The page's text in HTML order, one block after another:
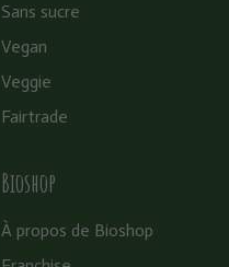
Sans sucre
Vegan
Veggie
Fairtrade
Bioshop
À propos de Bioshop